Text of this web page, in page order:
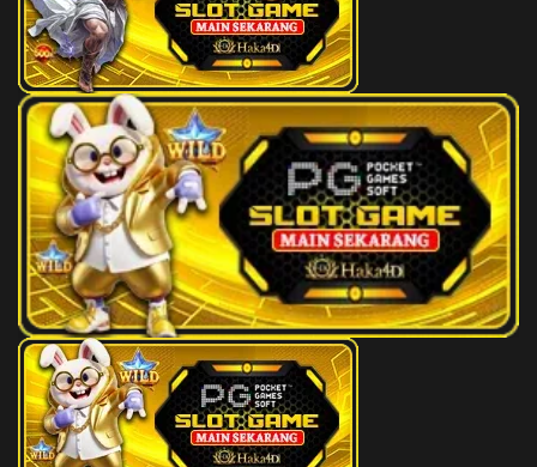
18
Putri Raja - Cendrawasih - Balap
Sepeda Motor - Engsel - Drum -
Untari
17)
19
Kekasih - Kalajengking - Balap
Kuda - Topi - Bemo - Narasuma
2D
39 (44-
55-77-
05)
20
Pahlawan - Kepiting - Lompat
Kuda - Lilin - Sabuk - Warsaya
2D
41 (49-
56-76-
06)
21
Jejaka Tua - Buaya - Gerak Jalan
- Catur - Dokter - Lesmana
Widakta
2D
42 (45-
22
Janda Muda - Ikan Suro - Anggar
- Mawar - Grendel - Sumbadra